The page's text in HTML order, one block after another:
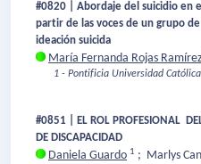
#0820 | Abordaje del suicidio en
partir de las voces de un grupo
ideación suicida
María Fernanda Rojas Ramírez
1 - Pontificia Universidad
#0851 | EL ROL PROFESIONAL
DE DISCAPACIDAD
Daniela Guardo 1 ; Marlys